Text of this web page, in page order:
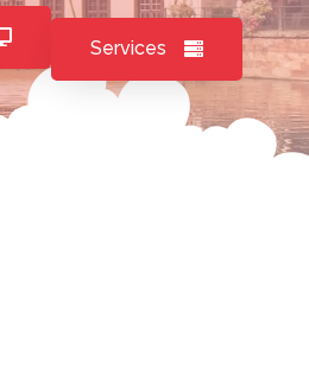
Services